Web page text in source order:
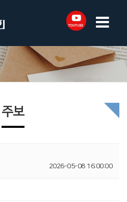
주보
2026-05-08 16:00:00